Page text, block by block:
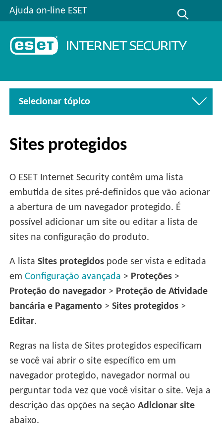
Ajuda on-line ESET
Selecionar tópico
Sites protegidos
O ESET Internet Security contêm uma lista
embutida de sites pré-definidos que vão acionar
a abertura de um navegador protegido. É
possível adicionar um site ou editar a lista de
sites na configuração do produto.
A listaSites protegidos pode ser vista e editada
emConfiguração avançada > Proteções >
Proteção do navegador > Proteção de Atividade
bancária e Pagamento >Sites protegidos >
Editar.
Regras na lista de Sites protegidos especificam
se você vai abrir o site específico em um
navegador protegido, navegador normal ou
perguntar toda vez que você visitar o site. Veja a
descrição das opções na seçãoAdicionar site
abaixo.